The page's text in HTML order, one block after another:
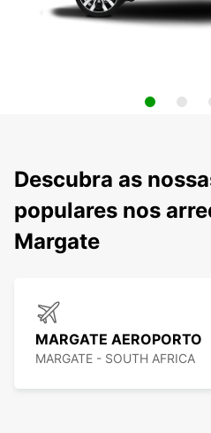
Descubra as
populares nos
Margate
MARGATE AEROPORTO
MARGATE - SOUTH AFRICA